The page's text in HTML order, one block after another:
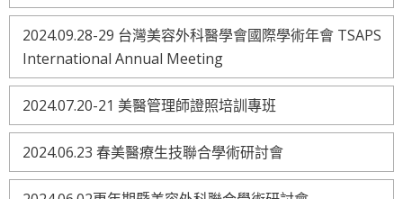
2024.09.28-29 台灣美容外科醫學會國際學術年會 TSAPS
International Annual Meeting
2024.07.20-21 美醫管理師證照培訓專班
2024.06.23 春美醫療生技聯合學術研討會